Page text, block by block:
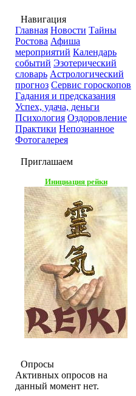
Навигация
Главная Новости Тайны
Ростова Афиша
мероприятий Календарь
событий Эзотерический
словарь Астрологический
прогноз Сервис гороскопов
Гадания и предсказания
Успех, удача, деньги
Психология Оздоровление
Практики Непознанное
Фотогалерея
Приглашаем
Инициация рейки
Опросы
Активных опросов на
данный момент нет.